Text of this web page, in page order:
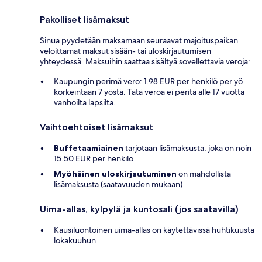
Pakolliset lisämaksut
Sinua pyydetään maksamaan seuraavat majoituspaikan
veloittamat maksut sisään- tai uloskirjautumisen
yhteydessä. Maksuihin saattaa sisältyä sovellettavia veroja:
Kaupungin perimä vero: 1.98 EUR per henkilö per yö
korkeintaan 7 yöstä. Tätä veroa ei peritä alle 17 vuotta
vanhoilta lapsilta.
Vaihtoehtoiset lisämaksut
Buffetaamiainen tarjotaan lisämaksusta, joka on noin
15.50 EUR per henkilö
Myöhäinen uloskirjautuminen on mahdollista
lisämaksusta (saatavuuden mukaan)
Uima-allas, kylpylä ja kuntosali (jos saatavilla)
Kausiluontoinen uima-allas on käytettävissä huhtikuusta
lokakuuhun